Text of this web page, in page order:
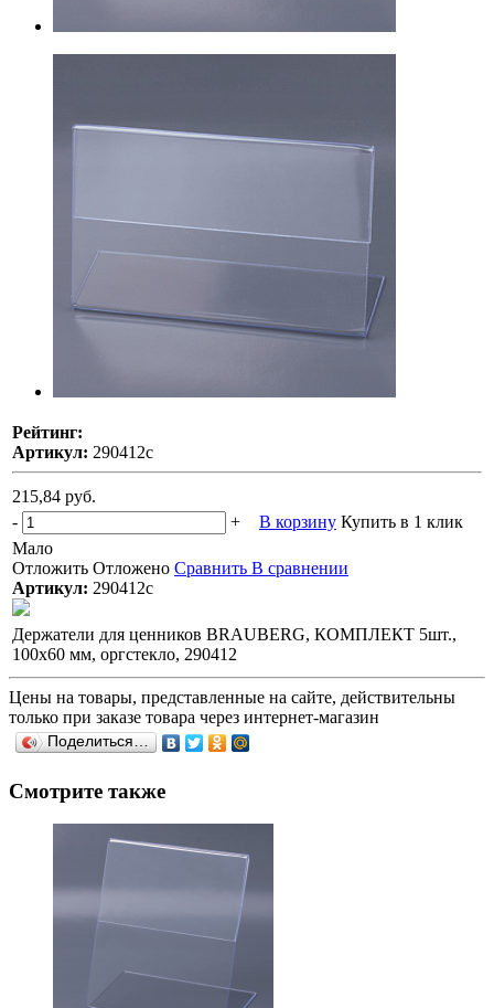
Рейтинг:
Артикул: 290412с
215,84 руб.
-
+ В корзину Купить в 1 клик
Мало
Отложить Отложено Сравнить В сравнении
Артикул: 290412с
Держатели для ценников BRAUBERG, КОМПЛЕКТ 5шт.,
100х60 мм, оргстекло, 290412
Цены на товары, представленные на сайте, действительны
только при заказе товара через интернет-магазин
Поделиться…
Смотрите также